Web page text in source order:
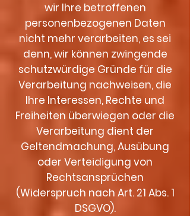
wir Ihre betroffenen
personenbezogenen Daten
nicht mehr verarbeiten, es sei
denn, wir können zwingende
schutzwürdige Gründe für die
Verarbeitung nachweisen, die
Ihre Interessen, Rechte und
Freiheiten überwiegen oder die
Verarbeitung dient der
Geltendmachung, Ausübung
oder Verteidigung von
Rechtsansprüchen
(Widerspruch nach Art. 21 Abs. 1
DSGVO).